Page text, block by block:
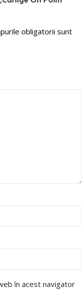
obligatorii sunt
în acest navigator